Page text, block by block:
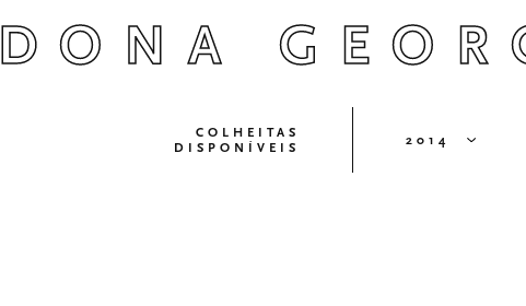
DONA
COLHEITAS
DISPONÍVEIS
2014